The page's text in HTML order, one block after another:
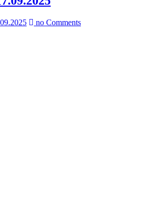
no Comments